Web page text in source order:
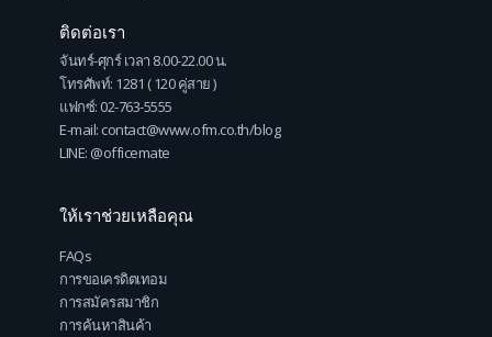
ติดต่อเรา
จันทร์-ศุกร์ เวลา 8.00-22.00 น.
โทรศัพท์: 1281 ( 120 คู่สาย )
แฟกซ์: 02-763-5555
E-mail: contact@www.ofm.co.th/blog
LINE: @officemate
ให้เราช่วยเหลือคุณ
FAQs
การขอเครดิตเทอม
การสมัครสมาชิก
การค้นหาสินค้า